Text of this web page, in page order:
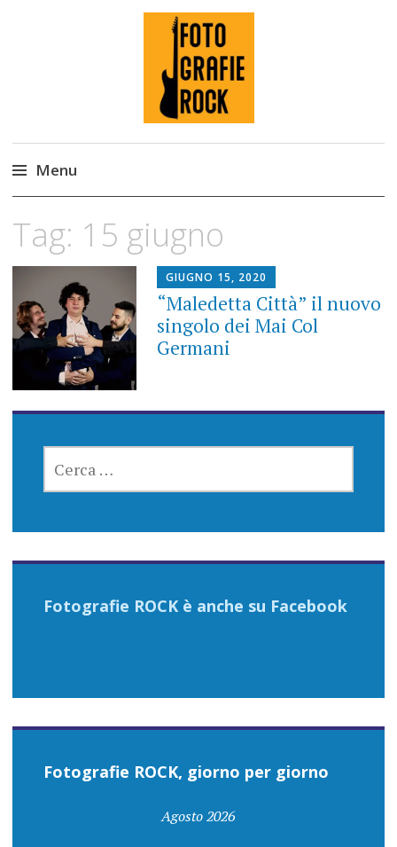
Fotografie ROCK
Menu
content
Tag: 15 giugno
GIUGNO 15, 2020
“Maledetta Città” il nuovo
singolo dei Mai Col
Germani
PER:
Fotografie ROCK è anche su Facebook
Fotografie ROCK, giorno per giorno
Agosto 2026